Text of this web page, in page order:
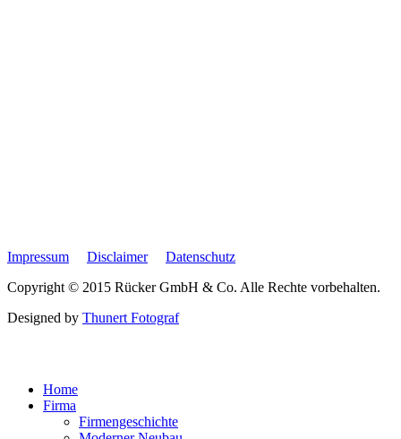
Impressum Disclaimer
Datenschutz
Copyright © 2015 Rücker GmbH & Co. Alle Rechte vorbehalten.
Designed by Thunert Fotograf
Home
Firma
Firmengeschichte